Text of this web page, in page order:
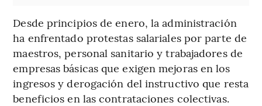
Desde principios de enero, la administración
ha enfrentado protestas salariales por parte de
maestros, personal sanitario y trabajadores de
empresas básicas que exigen mejoras en los
ingresos y derogación del instructivo que resta
beneficios en las contrataciones colectivas.